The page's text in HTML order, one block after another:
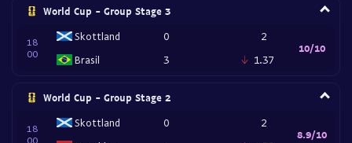
World Cup - Group Stage 3
18
00
Skottland
Brasil
0
3
2
1.37
10/10
World Cup - Group Stage 2
18
00
Skottland
0
2
8.9/10